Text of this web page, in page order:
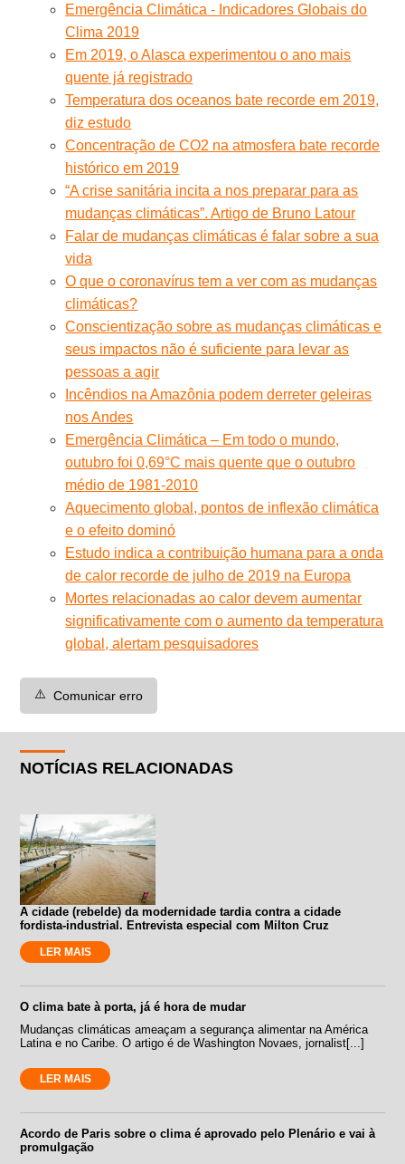
Emergência Climática - Indicadores Globais do
Clima 2019
Em 2019, o Alasca experimentou o ano mais
quente já registrado
Temperatura dos oceanos bate recorde em 2019,
diz estudo
Concentração de CO2 na atmosfera bate recorde
histórico em 2019
“A crise sanitária incita a nos preparar para as
mudanças climáticas”. Artigo de Bruno Latour
Falar de mudanças climáticas é falar sobre a sua
vida
O que o coronavírus tem a ver com as mudanças
climáticas?
Conscientização sobre as mudanças climáticas e
seus impactos não é suficiente para levar as
pessoas a agir
Incêndios na Amazônia podem derreter geleiras
nos Andes
Emergência Climática – Em todo o mundo,
outubro foi 0,69°C mais quente que o outubro
médio de 1981-2010
Aquecimento global, pontos de inflexão climática
e o efeito dominó
Estudo indica a contribuição humana para a onda
de calor recorde de julho de 2019 na Europa
Mortes relacionadas ao calor devem aumentar
significativamente com o aumento da temperatura
global, alertam pesquisadores
⚠️ Comunicar erro
NOTÍCIAS RELACIONADAS
A cidade (rebelde) da modernidade tardia contra a cidade
fordista-industrial. Entrevista especial com Milton Cruz
LER MAIS
O clima bate à porta, já é hora de mudar
Mudanças climáticas ameaçam a segurança alimentar na América
Latina e no Caribe. O artigo é de Washington Novaes, jornalist[...]
LER MAIS
Acordo de Paris sobre o clima é aprovado pelo Plenário e vai à
promulgação